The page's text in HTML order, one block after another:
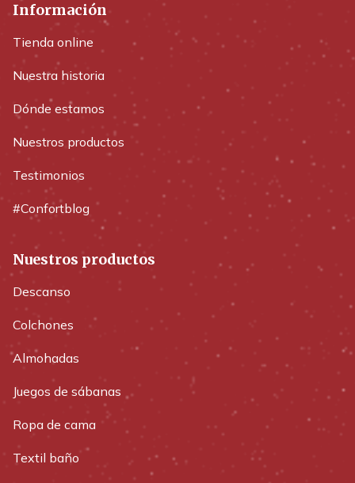
Información
Tienda online
Nuestra historia
Dónde estamos
Nuestros productos
Testimonios
#Confortblog
Nuestros productos
Descanso
Colchones
Almohadas
Juegos de sábanas
Ropa de cama
Textil baño